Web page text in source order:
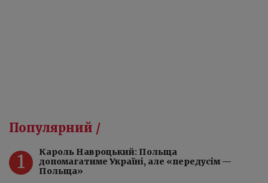
Популярний /
1
Кароль Навроцький: Польща
допомагатиме Україні, але «передусім —
Польща»